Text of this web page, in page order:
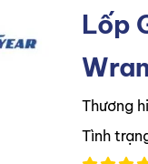
Lốp
Thương
Tình